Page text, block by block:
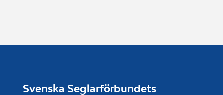
Hansson-Mild, projektledare på
Varmt välkomna!
Svenska Seglarförbundets